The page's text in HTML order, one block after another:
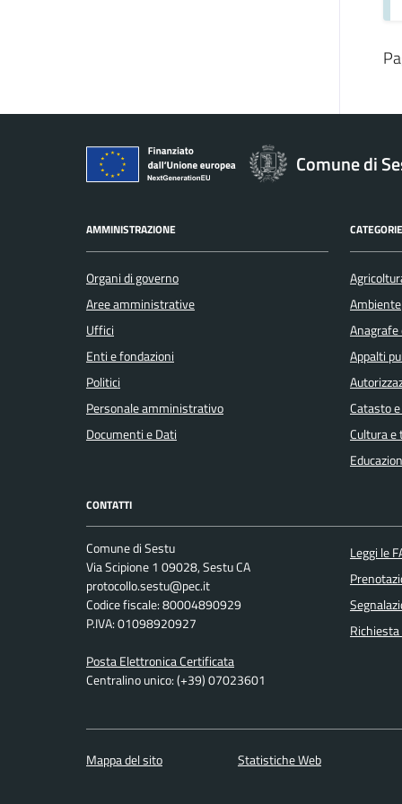
Comune di
AMMINISTRAZIONE
Organi di governo
Aree amministrative
Uffici
Enti e fondazioni
Politici
Personale amministrativo
Documenti e Dati
Ambiente
Appalti
Catasto
Cultura e
CONTATTI
Comune di Sestu
Via Scipione 1 09028, Sestu CA
protocollo.sestu@pec.it
Codice fiscale: 80004890929
P.IVA: 01098920927
Posta Elettronica Certificata
Centralino unico: (+39) 07023601
Leggi le
Mappa del sito Statistiche Web